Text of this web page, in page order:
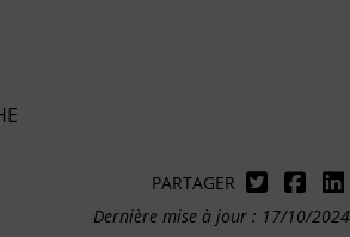
PARTAGER
Dernière mise à jour : 17/10/2024